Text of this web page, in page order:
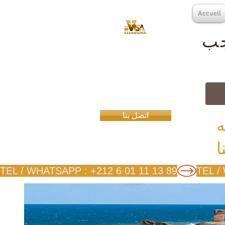
Accueil
اتصل بنا
TEL / WHATSAPP : +212 6 01 11 13 89